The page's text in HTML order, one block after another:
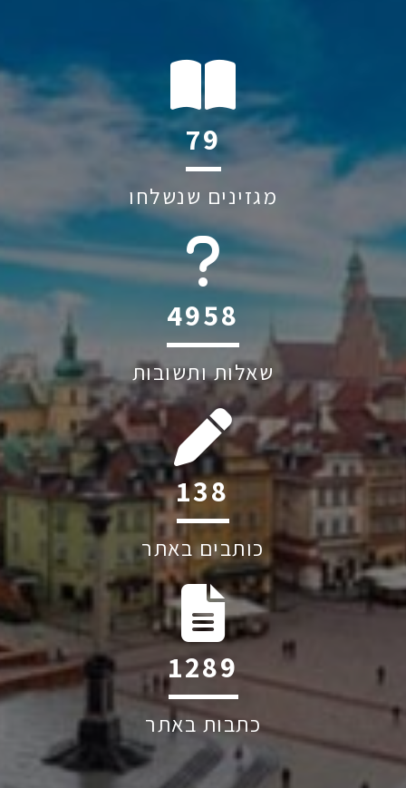
111
מגזינים שנשלחו
6045
שאלות ותשובות
194
כותבים באתר
1809
כתבות באתר